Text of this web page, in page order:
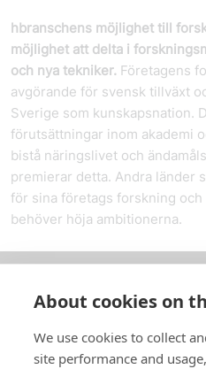
h­branschens möjlighet till
möjlighet att delta i
och nya tekniker. Företagens
avgörande för svensk tillväxt
Sverige som kunskapsnation.
förutsättningar inom akademi
bistå näringslivet och
premierar detta. Andra länder
för sina företags forskning
behöver höja ambitionerna.
In English
About cookies on
We use cookies to collect
site performance and